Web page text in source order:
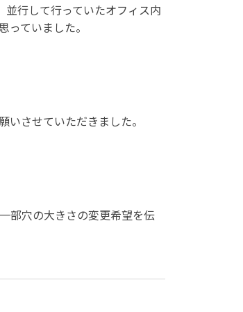
行して行っていたオフィス内
ていました。
させていただきました。
部穴の大きさの変更希望を伝